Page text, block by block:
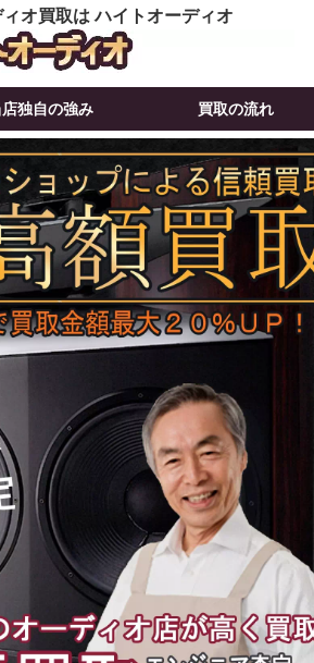
オ買取は ハイトオーディオ
店独自の強み 買取の流れ